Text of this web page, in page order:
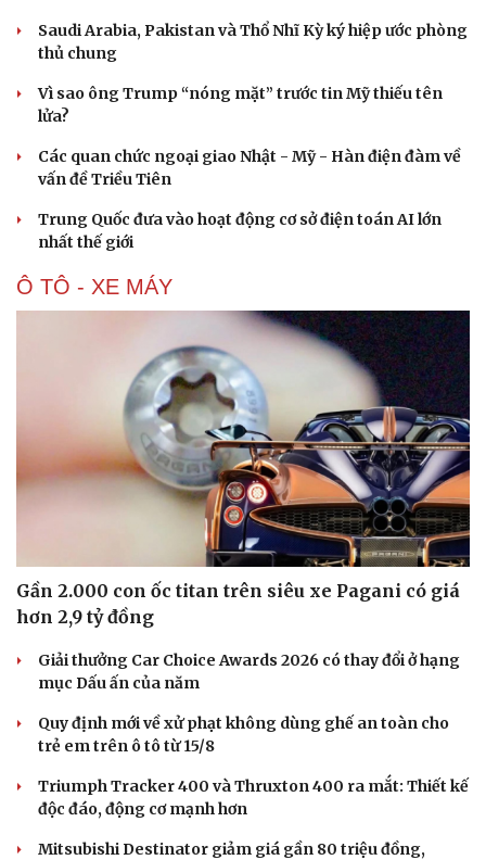
Du lịch
Tư vấn
Săn Tour
check-in
Podcast
Đọc truyện đêm khuya
Saudi Arabia, Pakistan và Thổ Nhĩ Kỳ ký hiệp ước phòng
thủ chung
Vì sao ông Trump “nóng mặt” trước tin Mỹ thiếu tên
lửa?
Các quan chức ngoại giao Nhật - Mỹ - Hàn điện đàm về
vấn đề Triều Tiên
Trung Quốc đưa vào hoạt động cơ sở điện toán AI lớn
nhất thế giới
Ô TÔ - XE MÁY
Gần 2.000 con ốc titan trên siêu xe Pagani có giá
hơn 2,9 tỷ đồng
Giải thưởng Car Choice Awards 2026 có thay đổi ở hạng
mục Dấu ấn của năm
Quy định mới về xử phạt không dùng ghế an toàn cho
trẻ em trên ô tô từ 15/8
Triumph Tracker 400 và Thruxton 400 ra mắt: Thiết kế
độc đáo, động cơ mạnh hơn
Mitsubishi Destinator giảm giá gần 80 triệu đồng,